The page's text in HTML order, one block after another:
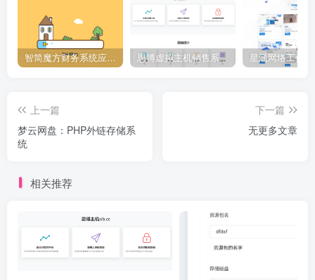
智简魔方财务系统应用下载中心,插件大全 思博虚拟主机销售系统2.6.1[正式下线]-请使用思博业务系统免费授权
上一篇
梦云网盘：PHP外链存储系
统
下一篇
无更多文章
相关推荐